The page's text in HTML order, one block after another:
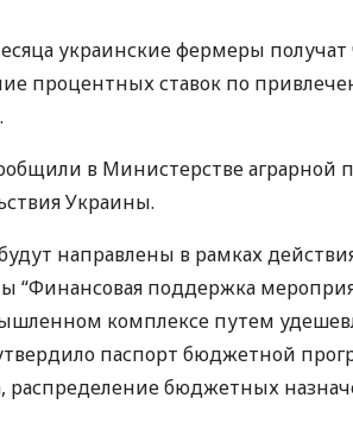
украинские фермеры получат
процентных ставок по
в Министерстве аграрной
Украины.
направлены в рамках
“Финансовая поддержка
комплексе путем
паспорт бюджетной
распределение бюджетных